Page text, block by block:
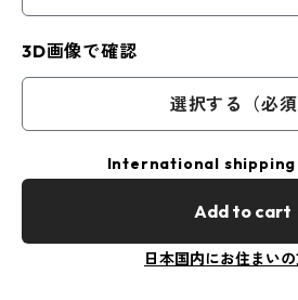
3D画像で確認
選択する（必須
International
Add to cart
日本国内にお住まい